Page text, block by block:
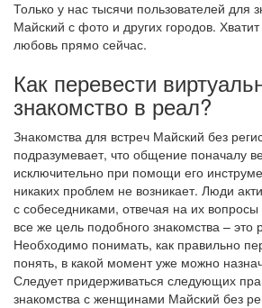
Только у нас тысячи пользователей для
Майский с фото и других городов.
любовь прямо сейчас.
Как перевести
знакомство в реал?
Знакомства для встреч Майский без
подразумевает, что общение поначалу
исключительно при помощи его
никаких проблем не возникает. Люди
с собеседниками, отвечая на их
все же цель подобного знакомства – это
Необходимо понимать, как правильно
понять, в какой момент уже можно
Следует придерживаться следующих
знакомства с женщинами Майский без